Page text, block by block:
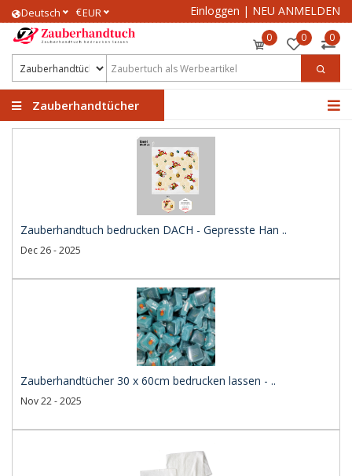
Deutsch €EUR Einloggen | NEU ANMELDEN
0 0 0
Zauberhandtücher
Zauberhandtuch bedrucken DACH - Gepresste Han ..
Dec 26 - 2025
Zauberhandtücher 30 x 60cm bedrucken lassen - ..
Nov 22 - 2025